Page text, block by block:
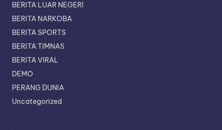
BERITA LUAR NEGERI
BERITA NARKOBA
BERITA SPORTS
BERITA TIMNAS
BERITA VIRAL
DEMO
PERANG DUNIA
Uncategorized